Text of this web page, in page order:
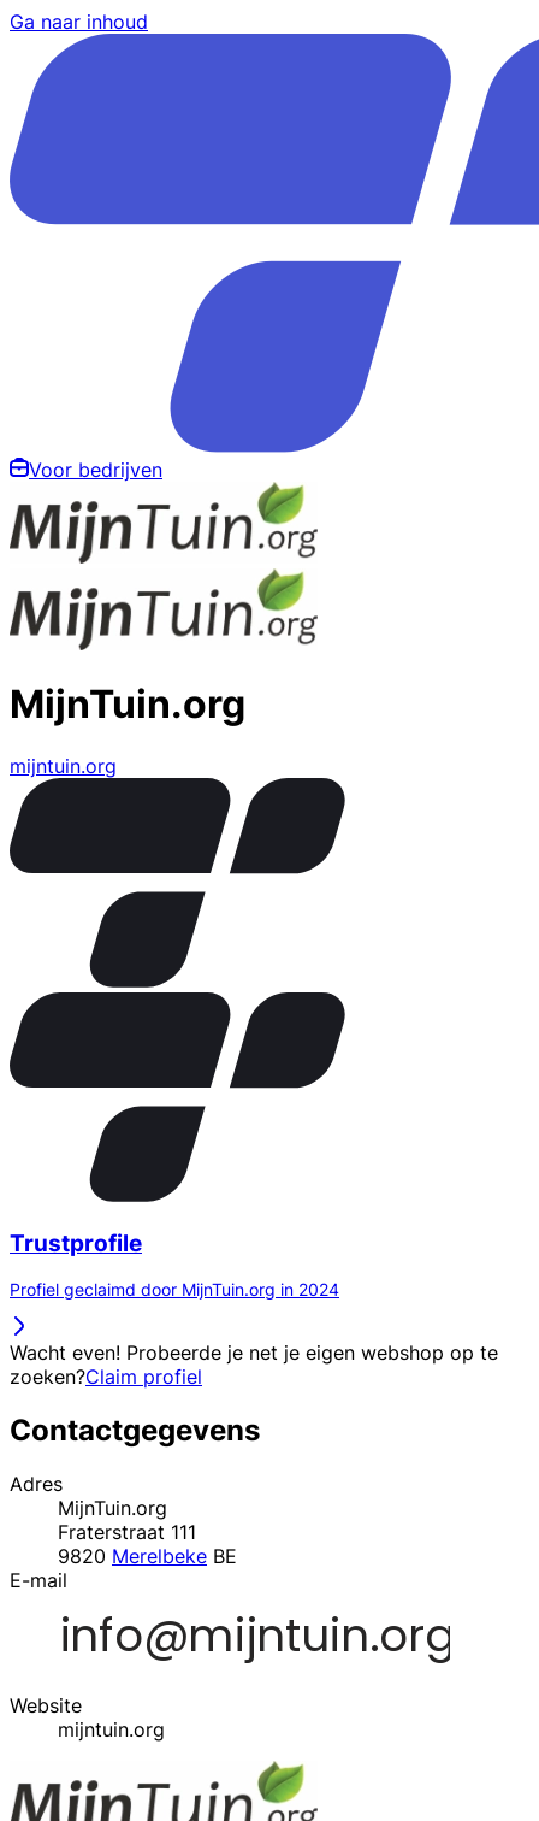
Ga naar inhoud
Voor bedrijven
MijnTuin.org
mijntuin.org
Trustprofile
Profiel geclaimd door MijnTuin.org in 2024
Wacht even! Probeerde je net je eigen webshop op te
zoeken?Claim profiel
Contactgegevens
Adres
MijnTuin.org
Fraterstraat 111
9820 Merelbeke BE
E-mail
Website
mijntuin.org